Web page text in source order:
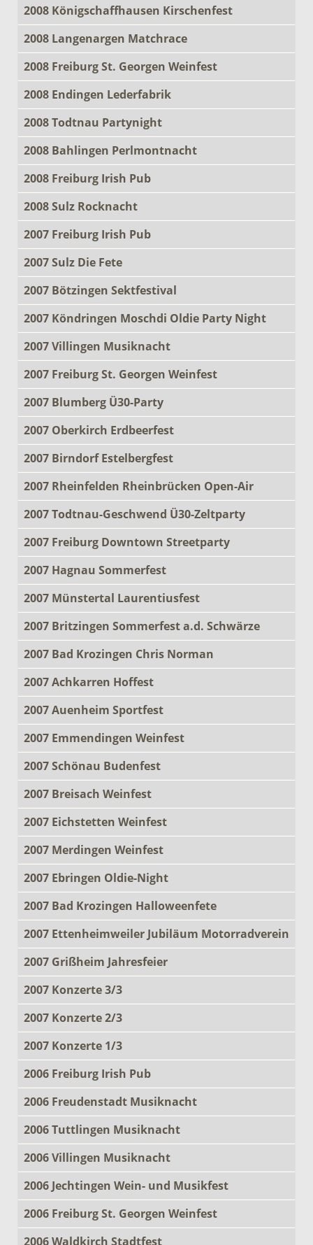
2008 Königschaffhausen Kirschenfest
2008 Langenargen Matchrace
2008 Freiburg St. Georgen Weinfest
2008 Endingen Lederfabrik
2008 Todtnau Partynight
2008 Bahlingen Perlmontnacht
2008 Freiburg Irish Pub
2008 Sulz Rocknacht
2007 Freiburg Irish Pub
2007 Sulz Die Fete
2007 Bötzingen Sektfestival
2007 Köndringen Moschdi Oldie Party Night
2007 Villingen Musiknacht
2007 Freiburg St. Georgen Weinfest
2007 Blumberg Ü30-Party
2007 Oberkirch Erdbeerfest
2007 Birndorf Estelbergfest
2007 Rheinfelden Rheinbrücken Open-Air
2007 Todtnau-Geschwend Ü30-Zeltparty
2007 Freiburg Downtown Streetparty
2007 Hagnau Sommerfest
2007 Münstertal Laurentiusfest
2007 Britzingen Sommerfest a.d. Schwärze
2007 Bad Krozingen Chris Norman
2007 Achkarren Hoffest
2007 Auenheim Sportfest
2007 Emmendingen Weinfest
2007 Schönau Budenfest
2007 Breisach Weinfest
2007 Eichstetten Weinfest
2007 Merdingen Weinfest
2007 Ebringen Oldie-Night
2007 Bad Krozingen Halloweenfete
2007 Ettenheimweiler Jubiläum Motorradverein
2007 Grißheim Jahresfeier
2007 Konzerte 3/3
2007 Konzerte 2/3
2007 Konzerte 1/3
2006 Freiburg Irish Pub
2006 Freudenstadt Musiknacht
2006 Tuttlingen Musiknacht
2006 Villingen Musiknacht
2006 Jechtingen Wein- und Musikfest
2006 Freiburg St. Georgen Weinfest
2006 Waldkirch Stadtfest